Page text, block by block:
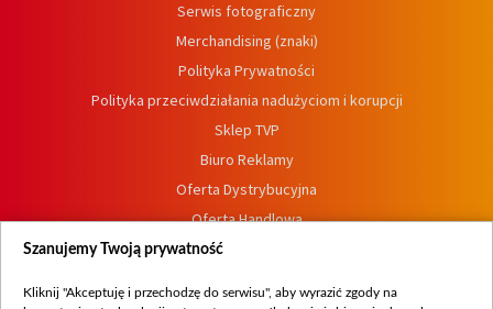
Serwis fotograficzny
Merchandising (znaki)
Polityka Prywatności
Polityka przeciwdziałania nadużyciom i korupcji
Sklep TVP
Biuro Reklamy
Oferta Dystrybucyjna
Oferta Handlowa
Dostępność
Szanujemy Twoją prywatność
Kliknij "Akceptuję i przechodzę do serwisu", aby wyrazić zgody na